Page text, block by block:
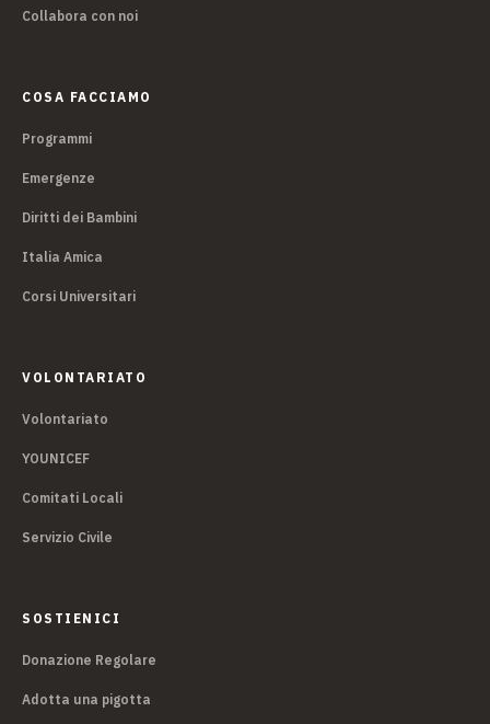
Collabora con noi
COSA FACCIAMO
Programmi
Emergenze
Diritti dei Bambini
Italia Amica
Corsi Universitari
VOLONTARIATO
Volontariato
YOUNICEF
Comitati Locali
Servizio Civile
SOSTIENICI
Donazione Regolare
Adotta una pigotta